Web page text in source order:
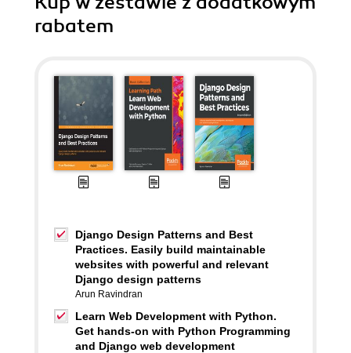
rabatem
Django Design Patterns and Best
Practices. Easily build maintainable
websites with powerful and relevant
Django design patterns
Arun Ravindran
Learn Web Development with Python.
Get hands-on with Python Programming
and Django web development